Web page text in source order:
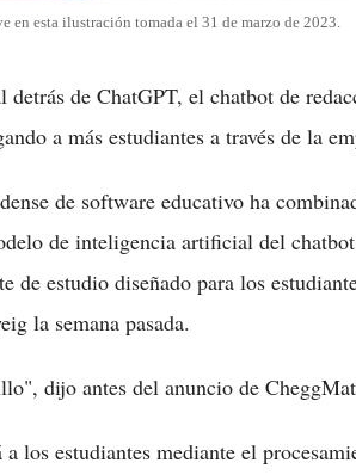
en esta ilustración tomada el 31 de marzo de 2023.
de ChatGPT, el chatbot de
a más estudiantes a través de la
de software educativo ha
de inteligencia artificial del
de estudio diseñado para los
la semana pasada.
dijo antes del anuncio de
los estudiantes mediante el